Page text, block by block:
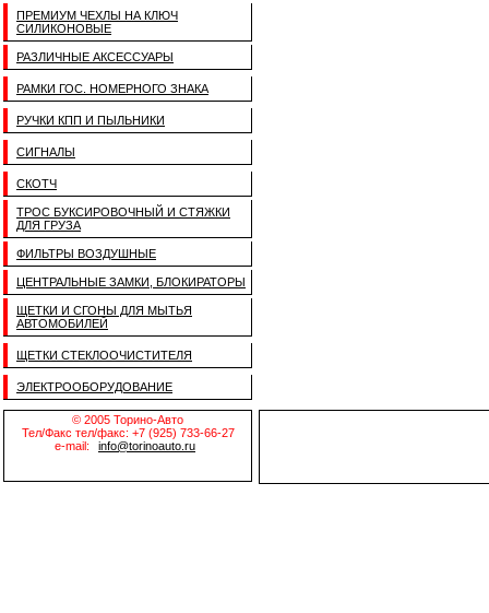
ПРЕМИУМ ЧЕХЛЫ НА КЛЮЧ
СИЛИКОНОВЫЕ
РАЗЛИЧНЫЕ АКСЕССУАРЫ
РАМКИ ГОС. НОМЕРНОГО ЗНАКА
РУЧКИ КПП И ПЫЛЬНИКИ
СИГНАЛЫ
СКОТЧ
ТРОС БУКСИРОВОЧНЫЙ И СТЯЖКИ
ДЛЯ ГРУЗА
ФИЛЬТРЫ ВОЗДУШНЫЕ
ЦЕНТРАЛЬНЫЕ ЗАМКИ, БЛОКИРАТОРЫ
ЩЕТКИ И СГОНЫ ДЛЯ МЫТЬЯ
АВТОМОБИЛЕЙ
ЩЕТКИ СТЕКЛООЧИСТИТЕЛЯ
ЭЛЕКТРООБОРУДОВАНИЕ
© 2005 Торино-Авто
Тел/Факс тел/факс: +7 (925) 733-66-27
e-mail:
info@torinoauto.ru